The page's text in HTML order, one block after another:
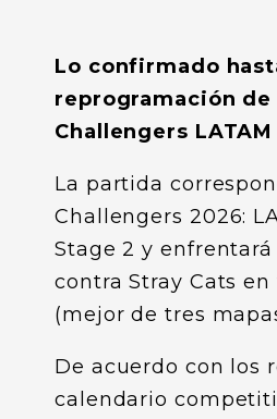
Lo confirmado
reprogramación de
Challengers LATAM
La partida
Challengers 2026:
Stage 2 y
contra Stray Cats
(mejor de tres
De acuerdo con los
calendario